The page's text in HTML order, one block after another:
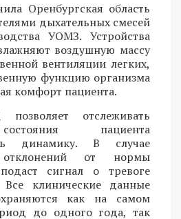
Оренбургская область
дыхательных смесей
УОМЗ. Устройства
воздушную массу
вентиляции легких,
функцию организма
комфорт пациента.
отслеживать
пациента
динамику. В случае
отклонений от нормы
сигнал о тревоге
клинические данные
как на самом
до одного года, так